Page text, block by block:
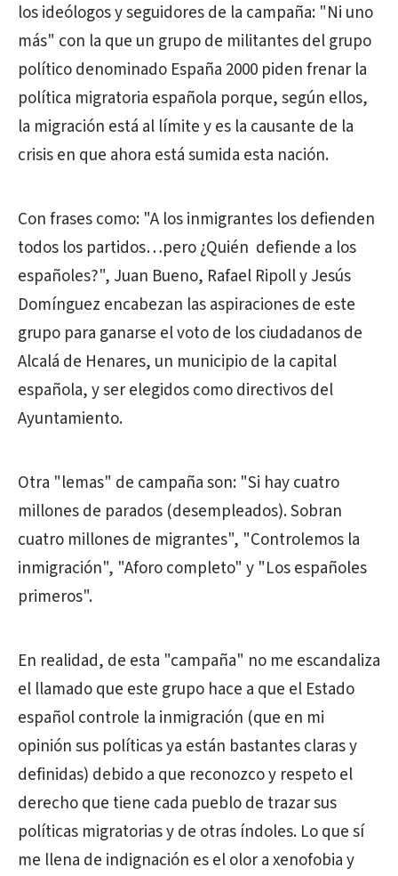
los ideólogos y seguidores de la campaña: "Ni uno
más" con la que un grupo de militantes del grupo
político denominado España 2000 piden frenar la
política migratoria española porque, según ellos,
la migración está al límite y es la causante de la
crisis en que ahora está sumida esta nación.
Con frases como: "A los inmigrantes los defienden
todos los partidos…pero ¿Quién defiende a los
españoles?", Juan Bueno, Rafael Ripoll y Jesús
Domínguez encabezan las aspiraciones de este
grupo para ganarse el voto de los ciudadanos de
Alcalá de Henares, un municipio de la capital
española, y ser elegidos como directivos del
Ayuntamiento.
Otra "lemas" de campaña son: "Si hay cuatro
millones de parados (desempleados). Sobran
cuatro millones de migrantes", "Controlemos la
inmigración", "Aforo completo" y "Los españoles
primeros".
En realidad, de esta "campaña" no me escandaliza
el llamado que este grupo hace a que el Estado
español controle la inmigración (que en mi
opinión sus políticas ya están bastantes claras y
definidas) debido a que reconozco y respeto el
derecho que tiene cada pueblo de trazar sus
políticas migratorias y de otras índoles. Lo que sí
me llena de indignación es el olor a xenofobia y